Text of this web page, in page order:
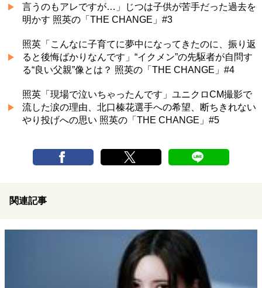
言うのもアレですが…」じつは子供が苦手だった過去を
明かす 照英の「THE CHANGE」#3
照英「こんなに子育てに夢中になってきたのに、振り返
ると後悔ばかりなんです」“イクメン”の先駆者が自問す
る“良い父親”像とは？ 照英の「THE CHANGE」#4
照英「現場で泣いちゃったんです」ユニクロCM撮影で
流した涙の理由、北口榛花選手への希望、断ちきれない
やり投げへの思い 照英の「THE CHANGE」#5
関連記事